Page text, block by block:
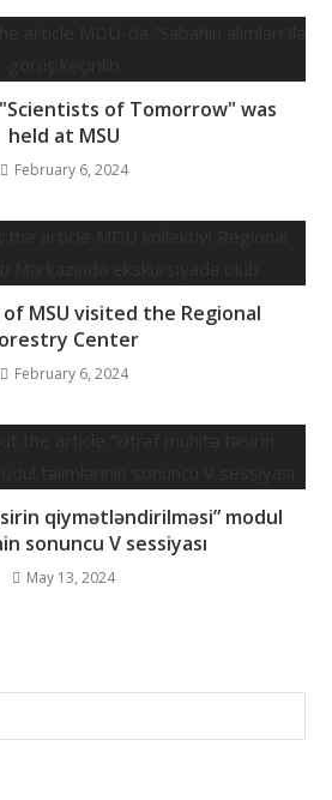
of Tomorrow" was
held at MSU
February 6, 2024
MSU visited the Regional
Center
February 6, 2024
qiymətləndirilməsi” modul
sonuncu V sessiyası
May 13, 2024